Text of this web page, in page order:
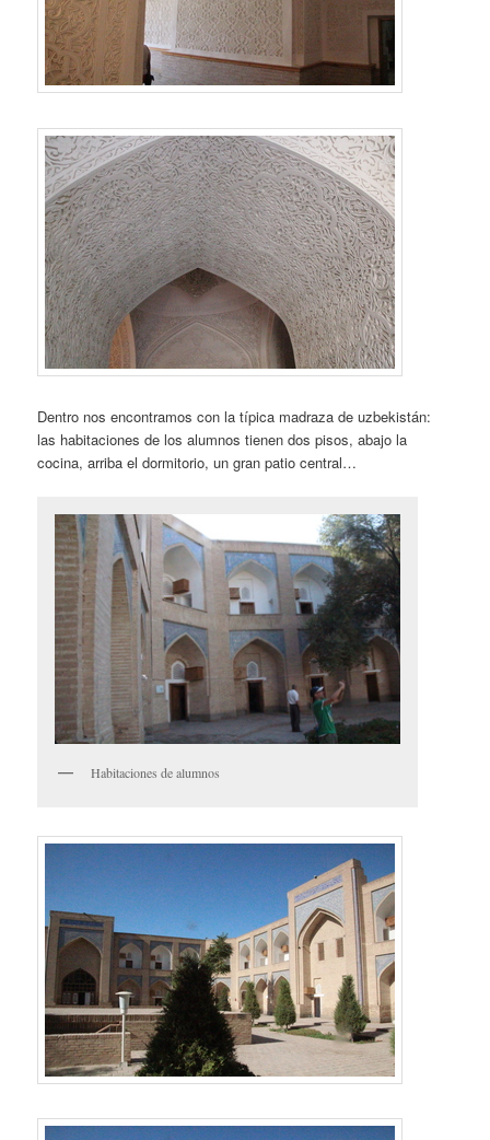
Dentro nos encontramos con la típica madraza de uzbekistán:
las habitaciones de los alumnos tienen dos pisos, abajo la
cocina, arriba el dormitorio, un gran patio central…
Habitaciones de alumnos